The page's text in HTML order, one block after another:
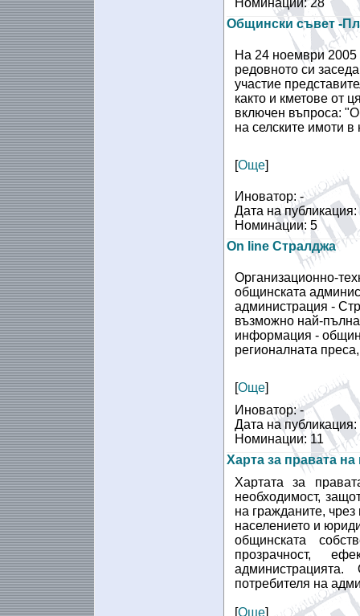
Номинации: 28
Общински съвет -
На 24 ноември 2005
редовното си
участие
както и кметове от
включен въпроса:
на селските имоти
[Още]
Иноватор: -
Дата на
Номинации: 5
On line Стралджа
Организационно-
общинската
администрация -
възможно най-пълна
информация -
регионалната
[Още]
Иноватор: -
Дата на
Номинации: 11
Харта за правата
Хартата за
необходимост,
на гражданите,
населението и
общинската
прозрачност,
потребителя на
[Още]